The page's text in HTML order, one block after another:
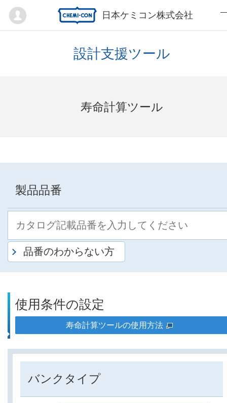
日本ケミコン株式会社
Mypage
設計支援ツール
寿命計算ツール
製品品番
品番のわからない方
使用条件の設定
寿命計算ツールの使用方法
バンクタイプ